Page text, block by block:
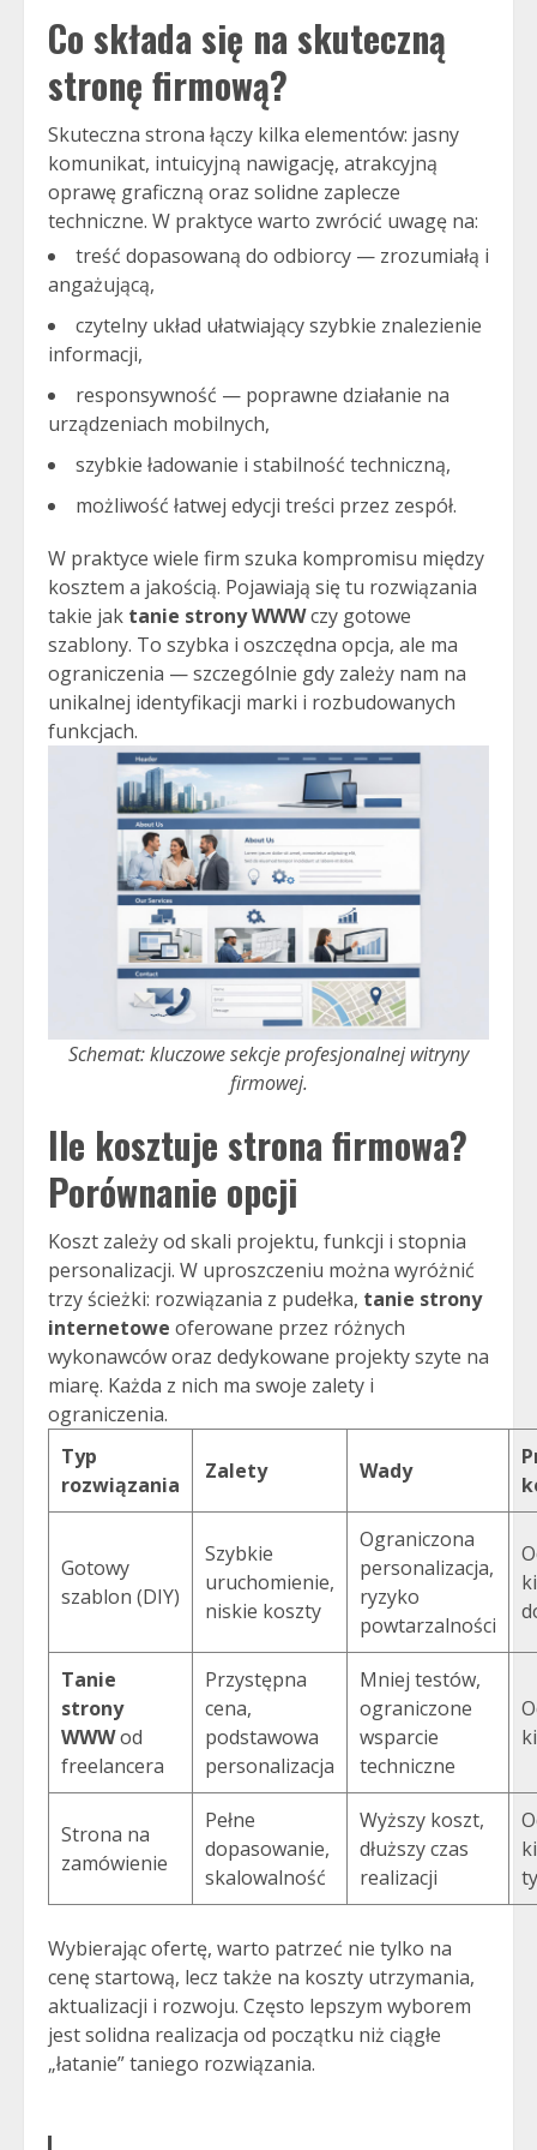
Co składa się na skuteczną
stronę firmową?
Skuteczna strona łączy kilka elementów: jasny
komunikat, intuicyjną nawigację, atrakcyjną
oprawę graficzną oraz solidne zaplecze
techniczne. W praktyce warto zwrócić uwagę na:
treść dopasowaną do odbiorcy — zrozumiałą i
angażującą,
czytelny układ ułatwiający szybkie znalezienie
informacji,
responsywność — poprawne działanie na
urządzeniach mobilnych,
szybkie ładowanie i stabilność techniczną,
możliwość łatwej edycji treści przez zespół.
W praktyce wiele firm szuka kompromisu między
kosztem a jakością. Pojawiają się tu rozwiązania
takie jak tanie strony WWWczy gotowe
szablony. To szybka i oszczędna opcja, ale ma
ograniczenia — szczególnie gdy zależy nam na
unikalnej identyfikacji marki i rozbudowanych
funkcjach.
Schemat: kluczowe sekcje profesjonalnej witryny
firmowej.
Ile kosztuje strona firmowa?
Porównanie opcji
Koszt zależy od skali projektu, funkcji i stopnia
personalizacji. W uproszczeniu można wyróżnić
trzy ścieżki: rozwiązania z pudełka, tanie strony
internetowe oferowane przez różnych
wykonawców oraz dedykowane projekty szyte na
miarę. Każda z nich ma swoje zalety i
ograniczenia.
Typ
rozwiązania
Zalety Wady
Gotowy
szablon (DIY)
Szybkie
uruchomienie,
niskie koszty
Ograniczona
personalizacja,
ryzyko
powtarzalności
Tanie
strony
WWWod
freelancera
Przystępna
cena,
podstawowa
personalizacja
Mniej testów,
ograniczone
wsparcie
techniczne
Strona na
zamówienie
Pełne
dopasowanie,
skalowalność
Wyższy koszt,
dłuższy czas
realizacji
Wybierając ofertę, warto patrzeć nie tylko na
cenę startową, lecz także na koszty utrzymania,
aktualizacji i rozwoju. Często lepszym wyborem
jest solidna realizacja od początku niż ciągłe
„łatanie” taniego rozwiązania.